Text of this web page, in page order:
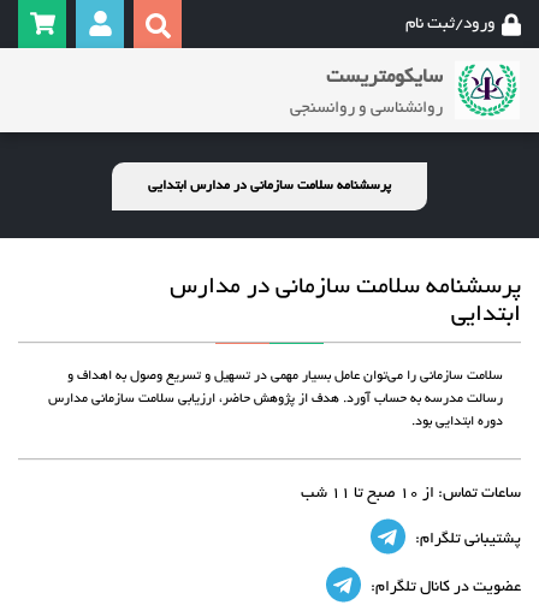
ورود/ثبت نام
سایکومتریست
روانشناسی و روانسنجی
پرسشنامه سلامت سازمانی در مدارس ابتدایی
پرسشنامه سلامت سازمانی در مدارس
ابتدایی
سلامت سازمانی را می‌توان عامل بسیار مهمی در تسهیل و تسریع وصول به اهداف و
رسالت مدرسه به حساب آورد. هدف از پژوهش حاضر، ارزیابی سلامت سازمانی مدارس
دوره ابتدایی بود.
ساعات تماس: از 10 صبح تا 11 شب
پشتیبانی تلگرام:
عضویت در کانال تلگرام: